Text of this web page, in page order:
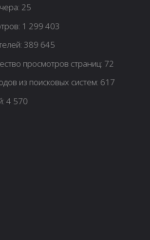
25
1 299 403
389 645
просмотров страниц: 72
из поисковых систем: 617
4 570